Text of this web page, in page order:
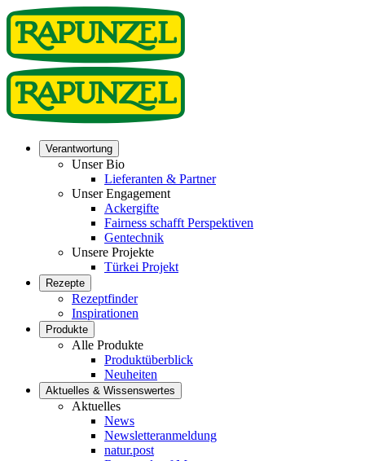
Verantwortung
Unser Bio
Lieferanten & Partner
Unser Engagement
Ackergifte
Fairness schafft Perspektiven
Gentechnik
Unsere Projekte
Türkei Projekt
Rezepte
Rezeptfinder
Inspirationen
Produkte
Alle Produkte
Produktüberblick
Neuheiten
Aktuelles & Wissenswertes
Aktuelles
News
Newsletteranmeldung
natur.post